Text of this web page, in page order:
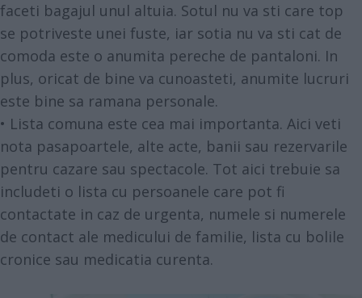
faceti bagajul unul altuia. Sotul nu va sti care top
se potriveste unei fuste, iar sotia nu va sti cat de
comoda este o anumita pereche de pantaloni. In
plus, oricat de bine va cunoasteti, anumite lucruri
este bine sa ramana personale.
• Lista comuna este cea mai importanta. Aici veti
nota pasapoartele, alte acte, banii sau rezervarile
pentru cazare sau spectacole. Tot aici trebuie sa
includeti o lista cu persoanele care pot fi
contactate in caz de urgenta, numele si numerele
de contact ale medicului de familie, lista cu bolile
cronice sau medicatia curenta.